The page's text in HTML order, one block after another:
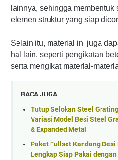
lainnya, sehingga membentuk
elemen struktur yang siap
Selain itu, material ini juga
hal lain, seperti pengikatan
serta mengikat material-
BACA JUGA
Tutup Selokan Steel
Variasi Model Besi Steel
& Expanded Metal
Paket Fullset Kandang
Lengkap Siap Pakai